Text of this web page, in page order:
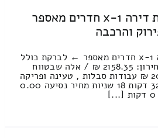
הצעת מחיר הובלת דירה 1-x חדרים מאספר
והרכבה
כמה עולה לעבור דירה 1-x חדרים מאספר ← לברקת כולל
פירוק והרכבה מחיר מחירון: 2158.35 ₪ / אלה שבטווח
המחירים 2700 – 2000 ₪ עבודות סבלות , טעינה ופריקה
: 1307.35 ₪ / זמן : 32 דקות 18 שניות מחיר נסיעה 0.00